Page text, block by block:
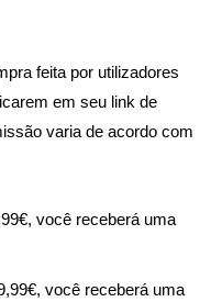
feita por utilizadores
em seu link de
varia de acordo com
você receberá uma
você receberá uma